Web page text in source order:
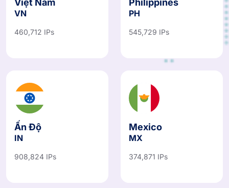
Việt Nam
VN
460,712 IPs
Philippines
PH
545,729 IPs
Ấn Độ
IN
908,824 IPs
Mexico
MX
374,871 IPs